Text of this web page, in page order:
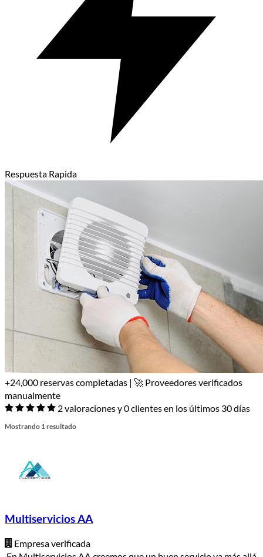
Respuesta Rapida
+24,000 reservas completadas | 🚀 Proveedores verificados
manualmente
2 valoraciones y 0 clientes en los últimos 30 días
Mostrando 1 resultado
Multiservicios AA
Empresa verificada